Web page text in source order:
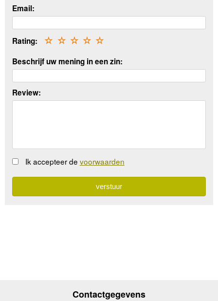
Email:
Rating: ☆
☆
☆
☆
☆
Beschrijf uw mening in een zin:
Review:
Ik accepteer de voorwaarden
Contactgegevens